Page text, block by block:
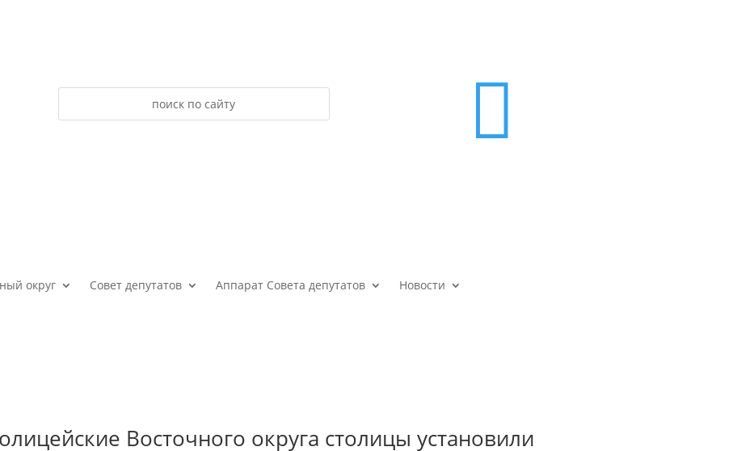

округ Совет депутатов Аппарат Совета депутатов Новости
Восточного округа столицы установили